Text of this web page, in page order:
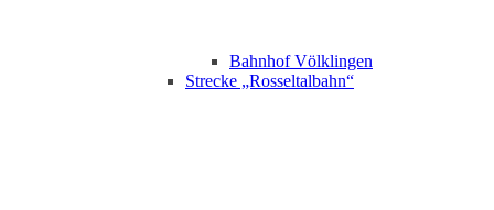
Bahnhof Völklingen
Strecke „Rosseltalbahn“